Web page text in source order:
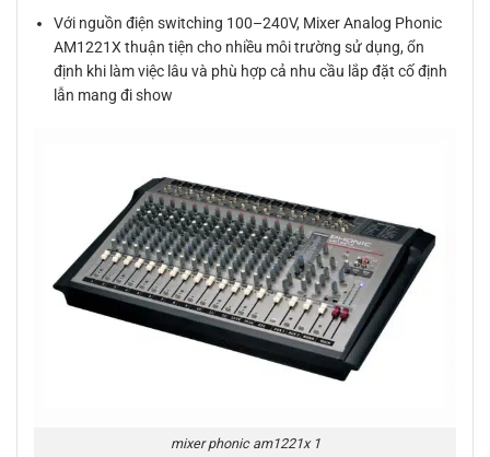
Với nguồn điện switching 100–240V, Mixer Analog Phonic
AM1221X thuận tiện cho nhiều môi trường sử dụng, ổn
định khi làm việc lâu và phù hợp cả nhu cầu lắp đặt cố định
lẫn mang đi show
mixer phonic am1221x 1